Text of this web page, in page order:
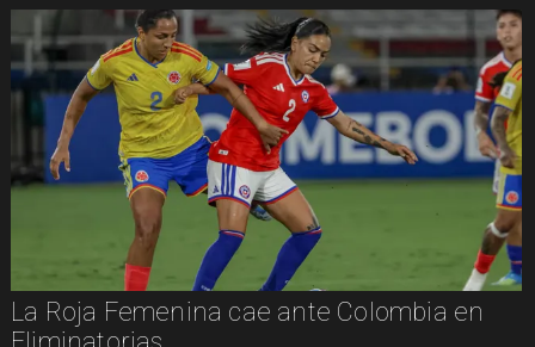
La Roja Femenina cae ante Colombia en